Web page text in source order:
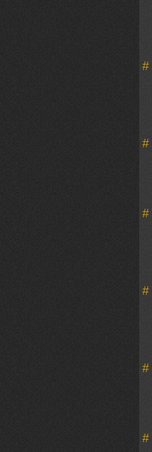
#
#
#
#
#
#